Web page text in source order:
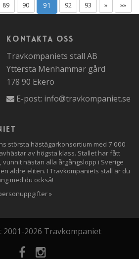
89 90 91 92 93 » »»
Kontakta oss
Travkompaniets stall AB
Yttersta Menhammar gård
178 90 Ekerö
E-post: info@travkompaniet.se
största hästägarkonsortium med 7 000
av högsta klass. Stallet har fått
nästan alla årgångslopp i Sverige
äldre eliten. I Travkompaniets stall är du
med du också!
»
2026 Travkompaniet